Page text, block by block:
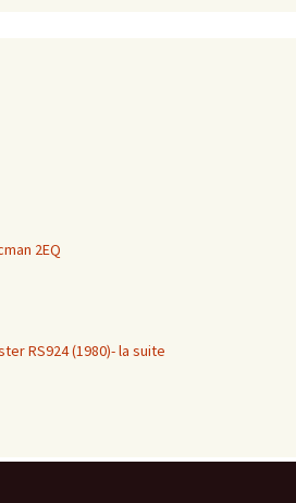
2EQ
RS924 (1980)- la suite